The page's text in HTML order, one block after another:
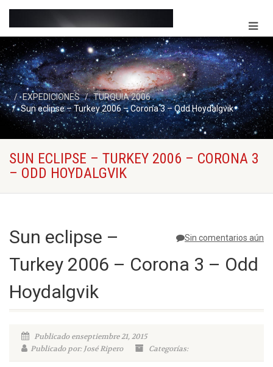
EXPEDICIONES
TURQUIA 2006
Sun eclipse – Turkey 2006 – Corona 3 – Odd Hoydalgvik
SUN ECLIPSE – TURKEY 2006 – CORONA 3
– ODD HOYDALGVIK
Sin comentarios aún
Sun eclipse –
Turkey 2006 – Corona 3 – Odd
Hoydalgvik
Publicado enseptiembre 21, 2015
Publicado por: José Ripero
Categorías: